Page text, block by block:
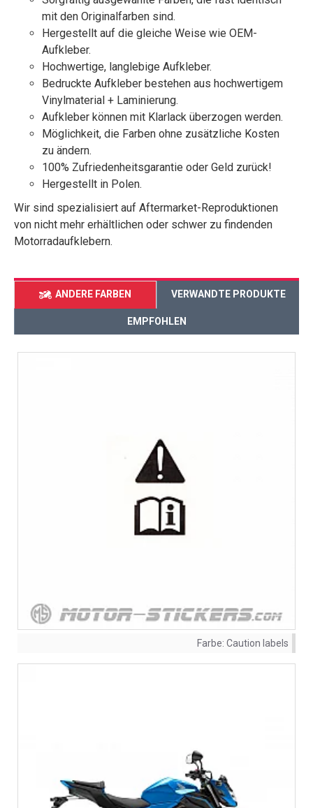
mit den Originalfarben sind.
Hergestellt auf die gleiche Weise wie OEM-
Aufkleber.
Hochwertige, langlebige Aufkleber.
Bedruckte Aufkleber bestehen aus hochwertigem
Vinylmaterial + Laminierung.
Aufkleber können mit Klarlack überzogen werden.
Möglichkeit, die Farben ohne zusätzliche Kosten
zu ändern.
100% Zufriedenheitsgarantie oder Geld zurück!
Hergestellt in Polen.
Wir sind spezialisiert auf Aftermarket-Reproduktionen
von nicht mehr erhältlichen oder schwer zu findenden
Motorradaufklebern.
ANDERE FARBEN VERWANDTE PRODUKTE
EMPFOHLEN
Farbe: Caution labels